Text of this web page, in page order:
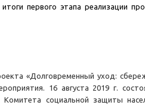
первого этапа реализации
«Долговременный уход:
16 августа 2019 г.
социальной защиты